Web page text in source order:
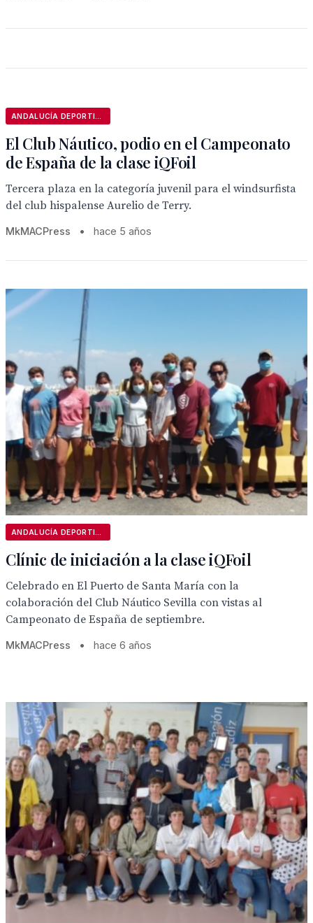
El Club Náutico, podio en el Campeonato
de España de la clase iQFoil
Tercera plaza en la categoría juvenil para el windsurfista
del club hispalense Aurelio de Terry.
MkMACPress • hace 5 años
Clínic de iniciación a la clase iQFoil
Celebrado en El Puerto de Santa María con la
colaboración del Club Náutico Sevilla con vistas al
Campeonato de España de septiembre.
MkMACPress • hace 6 años